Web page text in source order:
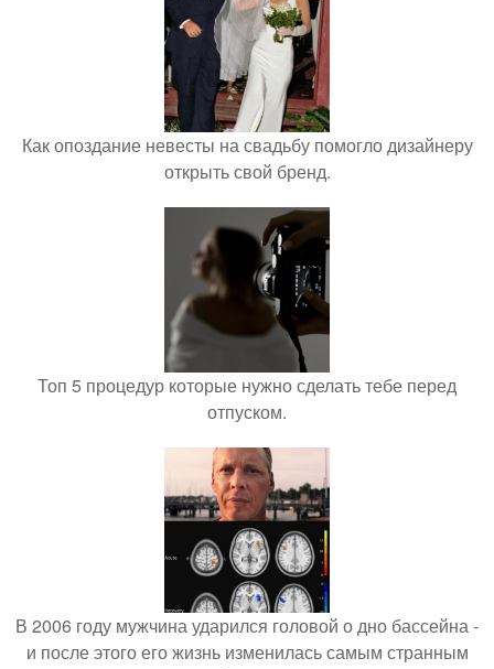
Как опоздание невесты на свадьбу помогло дизайнеру
открыть свой бренд.
Топ 5 процедур которые нужно сделать тебе перед
отпуском.
В 2006 году мужчина ударился головой о дно бассейна -
и после этого его жизнь изменилась самым странным